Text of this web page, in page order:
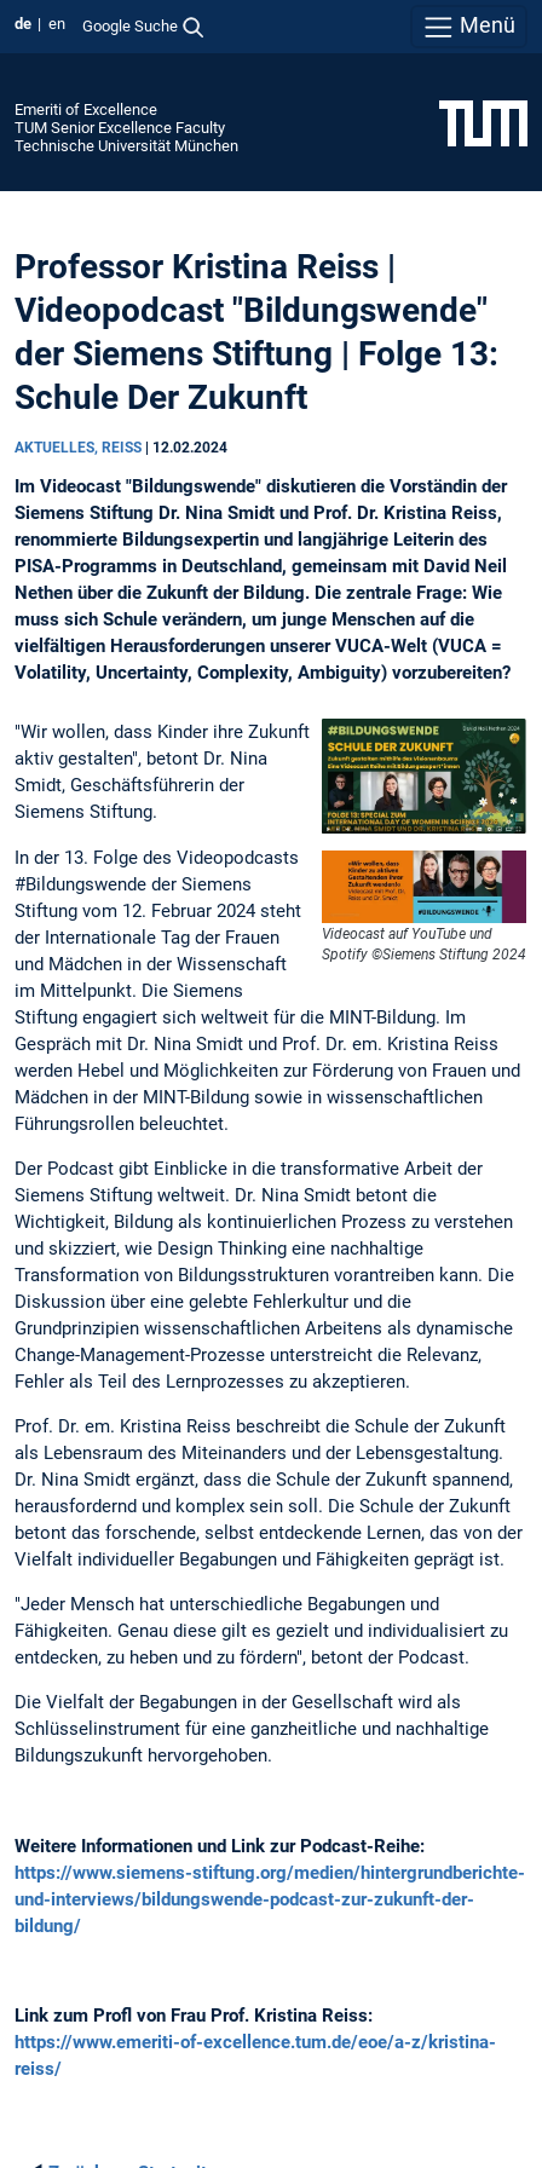
de en Google Suche Menü
Emeriti of Excellence
TUM Senior Excellence Faculty
Technische Universität München
Professor Kristina Reiss |
Videopodcast "Bildungswende"
der Siemens Stiftung | Folge 13:
Schule Der Zukunft
AKTUELLES, REISS 12.02.2024
Im Videocast "Bildungswende" diskutieren die Vorständin der
Siemens Stiftung Dr. Nina Smidt und Prof. Dr. Kristina Reiss,
renommierte Bildungsexpertin und langjährige Leiterin des
PISA-Programms in Deutschland, gemeinsam mit David Neil
Nethen über die Zukunft der Bildung. Die zentrale Frage: Wie
muss sich Schule verändern, um junge Menschen auf die
vielfältigen Herausforderungen unserer VUCA-Welt (VUCA =
Volatility, Uncertainty, Complexity, Ambiguity) vorzubereiten?
Videocast auf YouTube und
Spotify ©Siemens Stiftung 2024
"Wir wollen, dass Kinder ihre Zukunft
aktiv gestalten", betont Dr. Nina
Smidt, Geschäftsführerin der
Siemens Stiftung.
In der 13. Folge des Videopodcasts
#Bildungswende der Siemens
Stiftung vom 12. Februar 2024 steht
der Internationale Tag der Frauen
und Mädchen in der Wissenschaft
im Mittelpunkt. Die Siemens
Stiftung engagiert sich weltweit für die MINT-Bildung. Im
Gespräch mit Dr. Nina Smidt und Prof. Dr. em. Kristina Reiss
werden Hebel und Möglichkeiten zur Förderung von Frauen und
Mädchen in der MINT-Bildung sowie in wissenschaftlichen
Führungsrollen beleuchtet.
Der Podcast gibt Einblicke in die transformative Arbeit der
Siemens Stiftung weltweit. Dr. Nina Smidt betont die
Wichtigkeit, Bildung als kontinuierlichen Prozess zu verstehen
und skizziert, wie Design Thinking eine nachhaltige
Transformation von Bildungsstrukturen vorantreiben kann. Die
Diskussion über eine gelebte Fehlerkultur und die
Grundprinzipien wissenschaftlichen Arbeitens als dynamische
Change-Management-Prozesse unterstreicht die Relevanz,
Fehler als Teil des Lernprozesses zu akzeptieren.
Prof. Dr. em. Kristina Reiss beschreibt die Schule der Zukunft
als Lebensraum des Miteinanders und der Lebensgestaltung.
Dr. Nina Smidt ergänzt, dass die Schule der Zukunft spannend,
herausfordernd und komplex sein soll. Die Schule der Zukunft
betont das forschende, selbst entdeckende Lernen, das von der
Vielfalt individueller Begabungen und Fähigkeiten geprägt ist.
"Jeder Mensch hat unterschiedliche Begabungen und
Fähigkeiten. Genau diese gilt es gezielt und individualisiert zu
entdecken, zu heben und zu fördern", betont der Podcast.
Die Vielfalt der Begabungen in der Gesellschaft wird als
Schlüsselinstrument für eine ganzheitliche und nachhaltige
Bildungszukunft hervorgehoben.
Weitere Informationen und Link zur Podcast-Reihe:
https://www.siemens-stiftung.org/medien/hintergrundberichte-
und-interviews/bildungswende-podcast-zur-zukunft-der-
bildung/
Link zum Profl von Frau Prof. Kristina Reiss:
https://www.emeriti-of-excellence.tum.de/eoe/a-z/kristina-
reiss/